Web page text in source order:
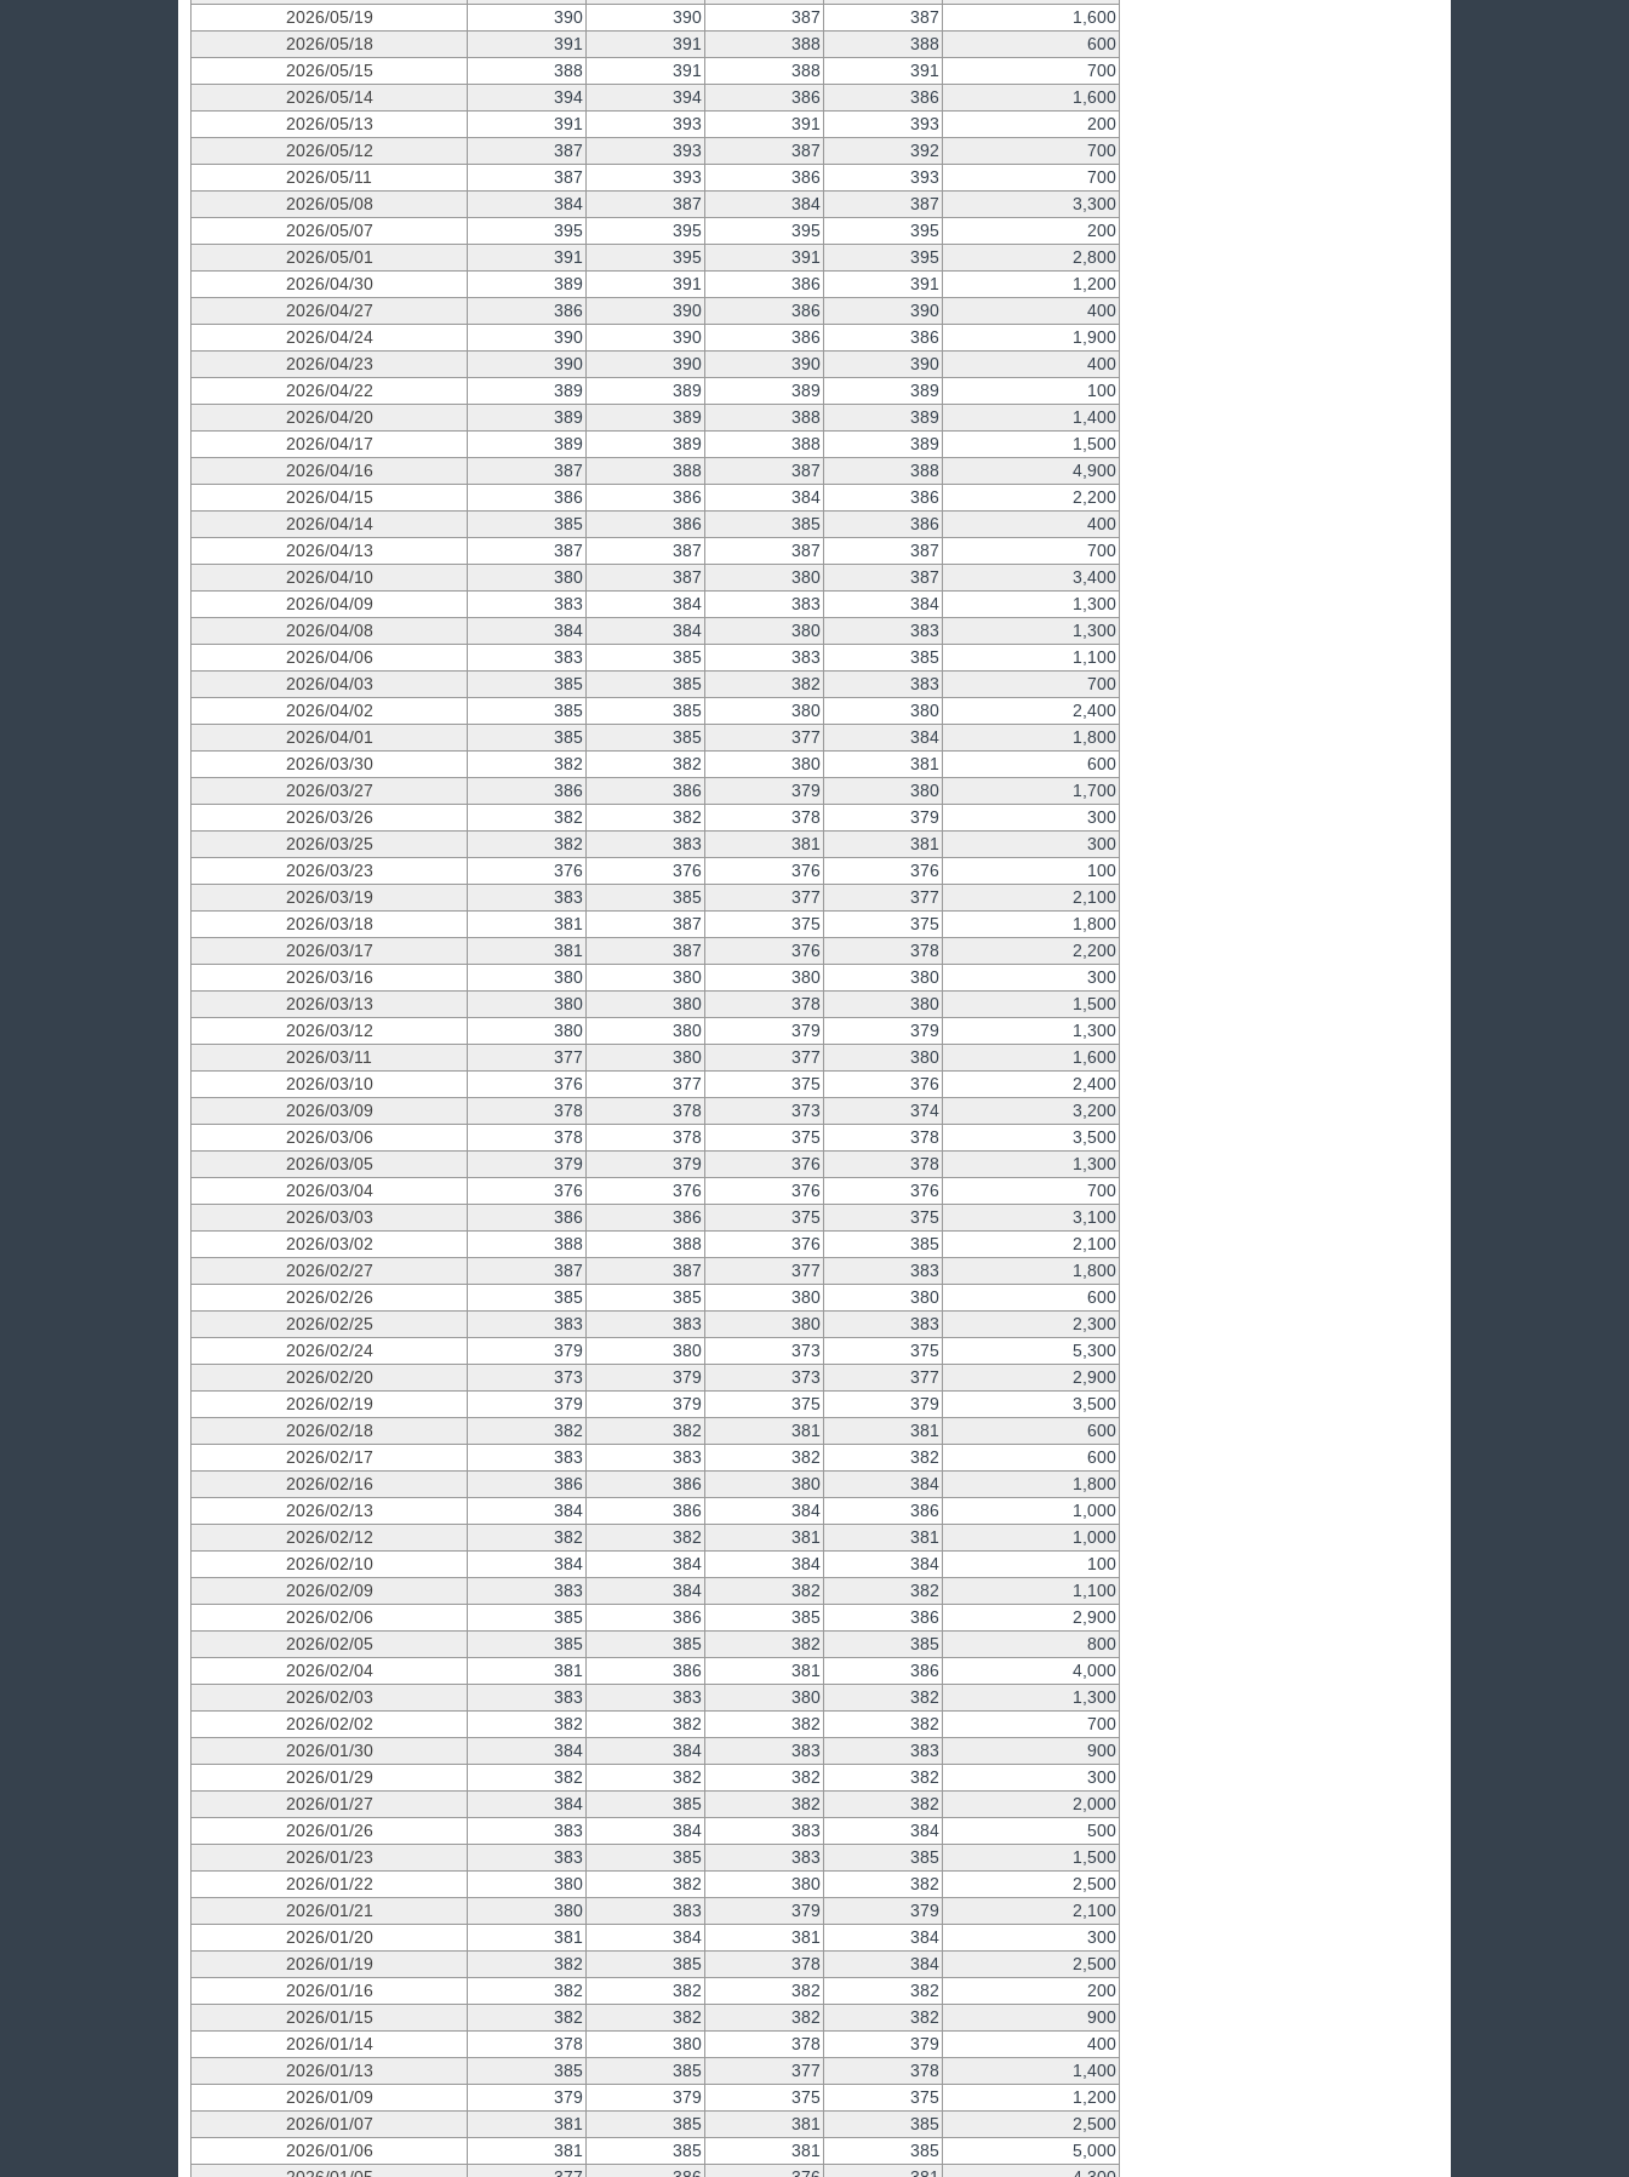
2026/05/19
390 390 387 387
1,600
2026/05/18
391 391 388 388
600
2026/05/15
388 391 388 391
700
2026/05/14
394 394 386 386
1,600
2026/05/13
391 393 391 393
200
2026/05/12
387 393 387 392
700
2026/05/11
387 393 386 393
700
2026/05/08
384 387 384 387
3,300
2026/05/07
395 395 395 395
200
2026/05/01
391 395 391 395
2,800
2026/04/30
389 391 386 391
1,200
2026/04/27
386 390 386 390
400
2026/04/24
390 390 386 386
1,900
2026/04/23
390 390 390 390
400
2026/04/22
389 389 389 389
100
2026/04/20
389 389 388 389
1,400
2026/04/17
389 389 388 389
1,500
2026/04/16
387 388 387 388
4,900
2026/04/15
386 386 384 386
2,200
2026/04/14
385 386 385 386
400
2026/04/13
387 387 387 387
700
2026/04/10
380 387 380 387
3,400
2026/04/09
383 384 383 384
1,300
2026/04/08
384 384 380 383
1,300
2026/04/06
383 385 383 385
1,100
2026/04/03
385 385 382 383
700
2026/04/02
385 385 380 380
2,400
2026/04/01
385 385 377 384
1,800
2026/03/30
382 382 380 381
600
2026/03/27
386 386 379 380
1,700
2026/03/26
382 382 378 379
300
2026/03/25
382 383 381 381
300
2026/03/23
376 376 376 376
100
2026/03/19
383 385 377 377
2,100
2026/03/18
381 387 375 375
1,800
2026/03/17
381 387 376 378
2,200
2026/03/16
380 380 380 380
300
2026/03/13
380 380 378 380
1,500
2026/03/12
380 380 379 379
1,300
2026/03/11
377 380 377 380
1,600
2026/03/10
376 377 375 376
2,400
2026/03/09
378 378 373 374
3,200
2026/03/06
378 378 375 378
3,500
2026/03/05
379 379 376 378
1,300
2026/03/04
376 376 376 376
700
2026/03/03
386 386 375 375
3,100
2026/03/02
388 388 376 385
2,100
2026/02/27
387 387 377 383
1,800
2026/02/26
385 385 380 380
600
2026/02/25
383 383 380 383
2,300
2026/02/24
379 380 373 375
5,300
2026/02/20
373 379 373 377
2,900
2026/02/19
379 379 375 379
3,500
2026/02/18
382 382 381 381
600
2026/02/17
383 383 382 382
600
2026/02/16
386 386 380 384
1,800
2026/02/13
384 386 384 386
1,000
2026/02/12
382 382 381 381
1,000
2026/02/10
384 384 384 384
100
2026/02/09
383 384 382 382
1,100
2026/02/06
385 386 385 386
2,900
2026/02/05
385 385 382 385
800
2026/02/04
381 386 381 386
4,000
2026/02/03
383 383 380 382
1,300
2026/02/02
382 382 382 382
700
2026/01/30
384 384 383 383
900
2026/01/29
382 382 382 382
300
2026/01/27
384 385 382 382
2,000
2026/01/26
383 384 383 384
500
2026/01/23
383 385 383 385
1,500
2026/01/22
380 382 380 382
2,500
2026/01/21
380 383 379 379
2,100
2026/01/20
381 384 381 384
300
2026/01/19
382 385 378 384
2,500
2026/01/16
382 382 382 382
200
2026/01/15
382 382 382 382
900
2026/01/14
378 380 378 379
400
2026/01/13
385 385 377 378
1,400
2026/01/09
379 379 375 375
1,200
2026/01/07
381 385 381 385
2,500
2026/01/06
381 385 381 385
5,000